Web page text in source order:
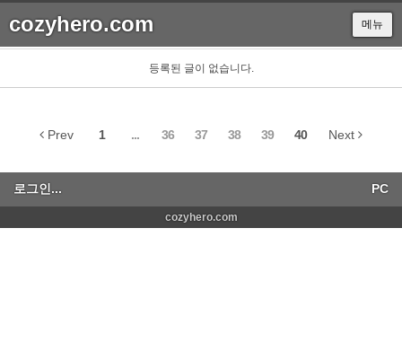
cozyhero.com 메뉴
등록된 글이 없습니다.
Prev 1 ... 36 37 38 39 40 Next
로그인... PC
cozyhero.com
Sketchbook5, 스케치북5
Sketchbook5, 스케치북5